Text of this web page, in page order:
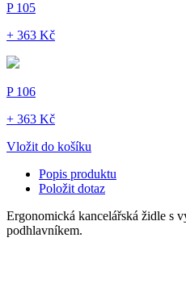
P 105
+ 363 Kč
P 106
+ 363 Kč
Vložit do košíku
Popis produktu
Položit dotaz
Ergonomická kancelářská židle s
podhlavníkem.